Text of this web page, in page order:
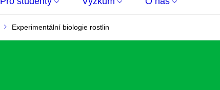
Experimentální biologie rostlin